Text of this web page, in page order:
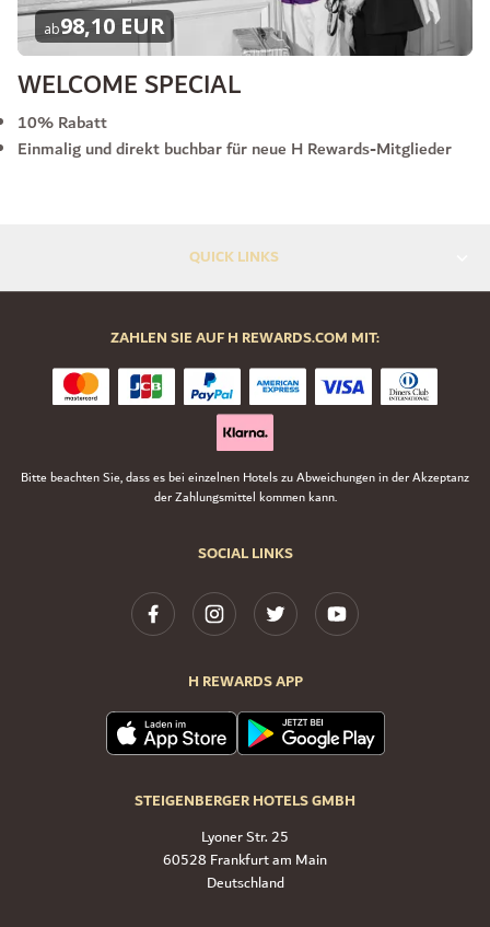
ab98,10 EUR
WELCOME SPECIAL
10% Rabatt
Einmalig und direkt buchbar für neue H Rewards-Mitglieder
QUICK LINKS
SOCIAL LINKS
H REWARDS APP
STEIGENBERGER HOTELS GMBH
Lyoner Str. 25
60528 Frankfurt am Main
Deutschland
ZAHLEN SIE AUF H REWARDS.COM MIT:
Bitte beachten Sie, dass es bei einzelnen Hotels zu Abweichungen in der Akzeptanz
der Zahlungsmittel kommen kann.